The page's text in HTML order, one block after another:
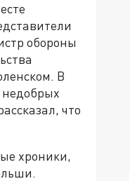
обороны
В
недобрых
что
хроники,